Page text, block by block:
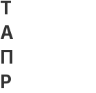
Τ
Α
Π
Ρ